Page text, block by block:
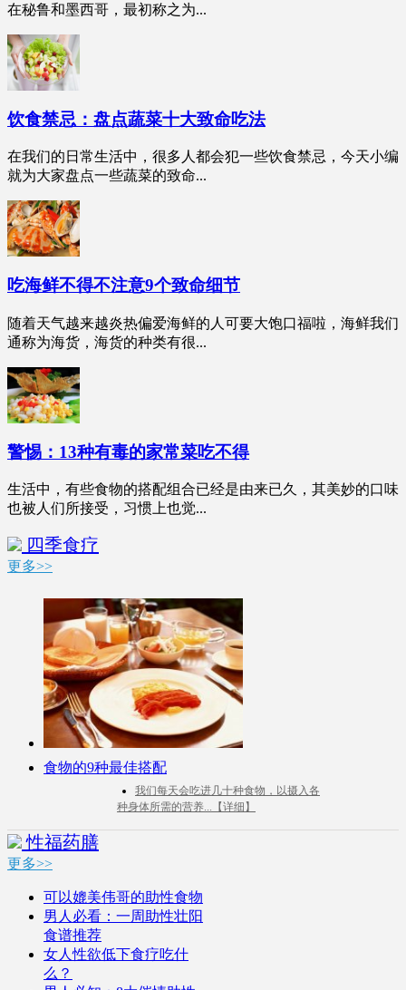
在秘鲁和墨西哥，最初称之为...
饮食禁忌：盘点蔬菜十大致命吃法
在我们的日常生活中，很多人都会犯一些饮食禁忌，今天小编
就为大家盘点一些蔬菜的致命...
吃海鲜不得不注意9个致命细节
随着天气越来越炎热偏爱海鲜的人可要大饱口福啦，海鲜我们
通称为海货，海货的种类有很...
警惕：13种有毒的家常菜吃不得
生活中，有些食物的搭配组合已经是由来已久，其美妙的口味
也被人们所接受，习惯上也觉...
四季食疗
更多>>
食物的9种最佳搭配
我们每天会吃进几十种食物，以摄入各
种身体所需的营养...【详细】
性福药膳
更多>>
可以媲美伟哥的助性食物
男人必看：一周助性壮阳
食谱推荐
女人性欲低下食疗吃什
么？